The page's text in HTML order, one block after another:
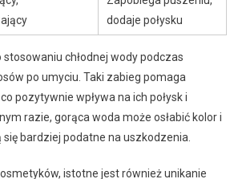
dodaje połysku
chłodnej wody podczas
po umyciu. Taki zabieg pomaga
pozytywnie wpływa na ich połysk i
razie, gorąca woda może osłabić kolor i
się bardziej podatne na uszkodzenia.
istotne jest również unikanie